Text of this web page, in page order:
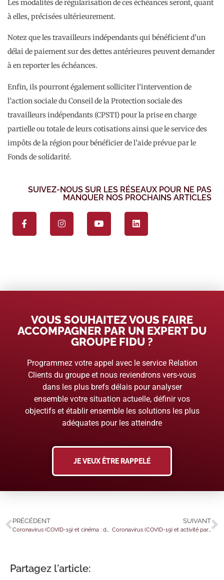
Les modalités de régularisation de ces échéances seront, quant
à elles, précisées ultérieurement.
Notez que les travailleurs indépendants qui bénéficient d’un
délai de paiement sur des dettes antérieures peuvent demander
à en reporter les échéances.
Enfin, ils pourront également solliciter l’intervention de
l’action sociale du Conseil de la Protection sociale des
travailleurs indépendants (CPSTI) pour la prise en charge
partielle ou totale de leurs cotisations ainsi que le service des
impôts de la région pour bénéficier de l’aide prévue par le
Fonds de solidarité.
SUIVEZ-NOUS SUR LES RÉSEAUX POUR NE PAS
MANQUER NOS PROCHAINS ARTICLES
VOUS SOUHAITEZ VOUS FAIRE
ACCOMPAGNER PAR UN EXPERT DU
GROUPE FIDU ?
Programmez votre appel avec le service Relation
Clients du groupe et nous reviendrons vers-vous
dans les plus brefs délais pour analyser
ensemble votre situation actuelle, définir vos
objectifs et établir ensemble les solutions les plus
adéquates pour les atteindre
JE VEUX ÊTRE RAPPELÉ
PRÉCÉDENT
Coronavirus (COVID-19) et cinéma : de nouvelles précisions concernant les interruptions, reports ou abandons de tournages
SUIVANT
Coronavirus (COVID-19) et activité partielle : la baisse des indemnités et allocations de nouveau reportée en juin 2021 ?
Partagez l'article: